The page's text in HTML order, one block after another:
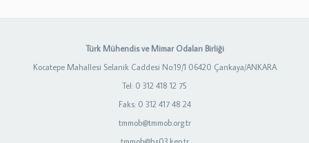
Türk Mühendis ve Mimar Odaları Birliği
Kocatepe Mahallesi Selanik Caddesi No:19/1 06420 Çankaya/ANKARA
Tel: 0 312 418 12 75
Faks: 0 312 417 48 24
tmmob@tmmob.org.tr